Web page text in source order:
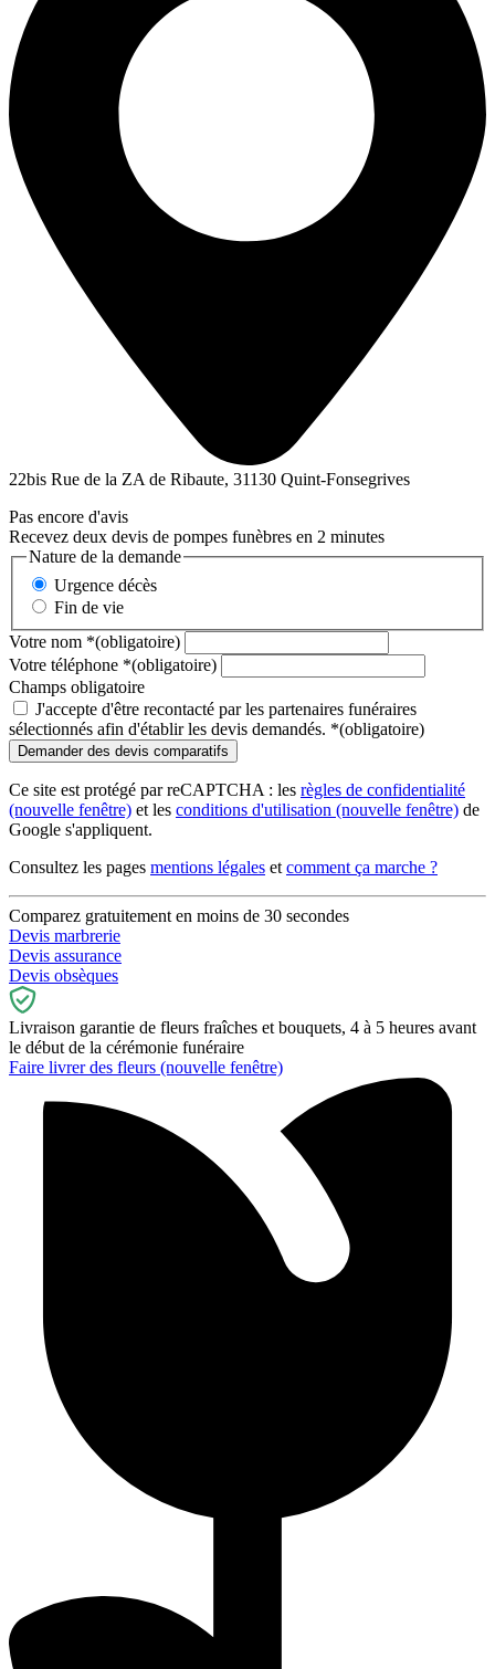
22bis Rue de la ZA de Ribaute, 31130 Quint-Fonsegrives
Pas encore d'avis
Recevez deux devis de pompes funèbres en 2 minutes
Nature de la demande
Urgence décès
Fin de vie
Votre nom *(obligatoire)
Votre téléphone *(obligatoire)
Champs obligatoire
J'accepte d'être recontacté par les partenaires funéraires
sélectionnés afin d'établir les devis demandés. *(obligatoire)
Ce site est protégé par reCAPTCHA : les règles de confidentialité
(nouvelle fenêtre) et les conditions d'utilisation (nouvelle fenêtre) de
Google s'appliquent.
Consultez les pages mentions légales et comment ça marche ?
Comparez gratuitement en moins de 30 secondes
Devis marbrerie
Devis assurance
Devis obsèques
Livraison garantie de fleurs fraîches et bouquets, 4 à 5 heures avant
le début de la cérémonie funéraire
Faire livrer des fleurs (nouvelle fenêtre)